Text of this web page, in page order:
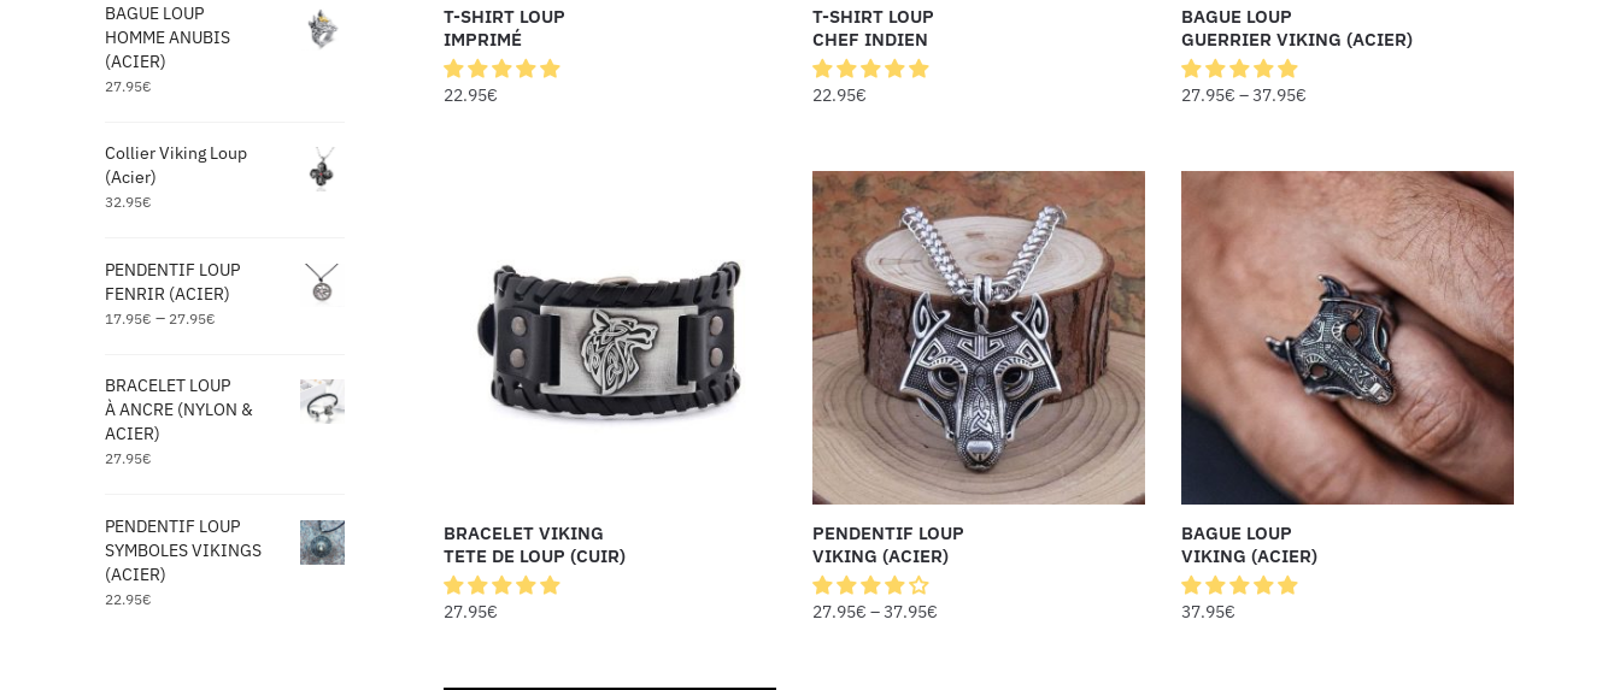
T-SHIRT LOUP
IMPRIMÉ
22.95€
T-SHIRT LOUP
CHEF INDIEN
22.95€
BAGUE LOUP
GUERRIER VIKING (ACIER)
27.95€ –37.95€
BRACELET VIKING
TETE DE LOUP (CUIR)
27.95€
PENDENTIF LOUP
VIKING (ACIER)
27.95€ –37.95€
BAGUE LOUP
VIKING (ACIER)
37.95€
BAGUE LOUP
HOMME ANUBIS
(ACIER)
27.95€
Collier Viking Loup
(Acier)
32.95€
PENDENTIF LOUP
FENRIR (ACIER)
17.95€ – 27.95€
BRACELET LOUP
À ANCRE (NYLON &
ACIER)
27.95€
PENDENTIF LOUP
SYMBOLES VIKINGS
(ACIER)
22.95€